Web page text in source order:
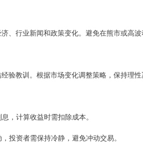
、行业新闻和政策变化。避免在熊市或高波
验教训。根据市场变化调整策略，保持理性
，计算收益时需扣除成本。
投资者需保持冷静，避免冲动交易。